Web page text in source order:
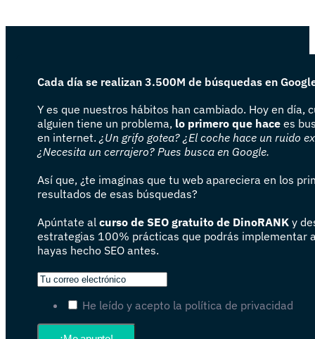
Cada día se realizan 3.500M de búsquedas en
Y es que nuestros hábitos han cambiado. Hoy en día,
alguien tiene un problema, lo primero que hace es
en internet. ¿Un grifo gotea? ¿El coche hace un ruido
¿Necesita un cerrajero? Pues busca en Google.
Así que, ¿te imaginas que tu web apareciera en los
resultados de esas búsquedas?
Apúntate al curso de SEO gratuito de DinoRANK y
estrategias 100% prácticas que podrás implementar
hayas hecho SEO antes.
He leído y acepto la política de privacidad